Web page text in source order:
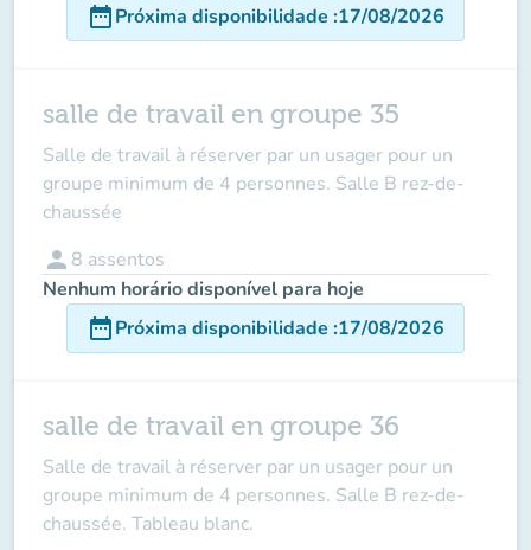
date_rangePróxima disponibilidade :17/08/2026
salle de travail en groupe 35
Salle de travail à réserver par un usager pour un
groupe minimum de 4 personnes. Salle B rez-de-
chaussée
person 8 assentos
Nenhum horário disponível para hoje
date_rangePróxima disponibilidade :17/08/2026
salle de travail en groupe 36
Salle de travail à réserver par un usager pour un
groupe minimum de 4 personnes. Salle B rez-de-
chaussée. Tableau blanc.